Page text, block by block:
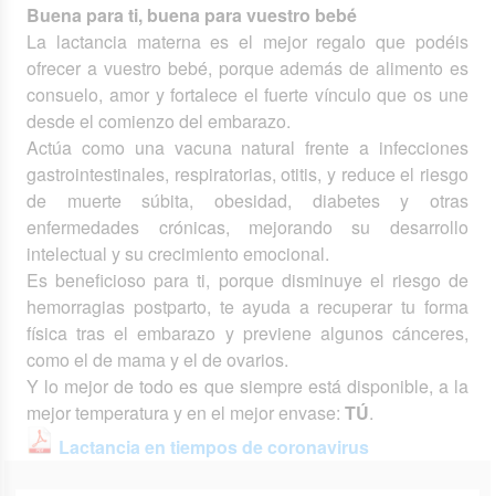
Buena para ti, buena para vuestro bebé
La lactancia materna es el mejor regalo que podéis
ofrecer a vuestro bebé, porque además de alimento es
consuelo, amor y fortalece el fuerte vínculo que os une
desde el comienzo del embarazo.
Actúa como una vacuna natural frente a infecciones
gastrointestinales, respiratorias, otitis, y reduce el riesgo
de muerte súbita, obesidad, diabetes y otras
enfermedades crónicas, mejorando su desarrollo
intelectual y su crecimiento emocional.
Es beneficioso para ti, porque disminuye el riesgo de
hemorragias postparto, te ayuda a recuperar tu forma
física tras el embarazo y previene algunos cánceres,
como el de mama y el de ovarios.
Y lo mejor de todo es que siempre está disponible, a la
mejor temperatura y en el mejor envase:TÚ.
Lactancia en tiempos de coronavirus